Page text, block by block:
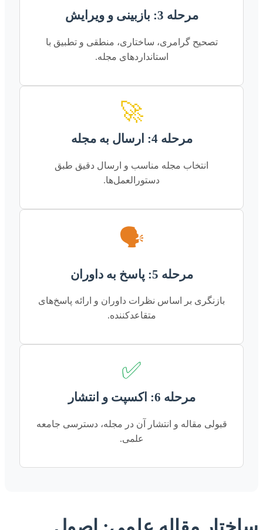
مرحله 3: بازبینی و ویرایش
تصحیح گرامری، ساختاری، منطقی و تطبیق با
استانداردهای مجله.
🚀
مرحله 4: ارسال به مجله
انتخاب مجله مناسب و ارسال دقیق طبق
دستورالعمل‌ها.
🗣️
مرحله 5: پاسخ به داوران
بازنگری بر اساس نظرات داوران و ارائه پاسخ‌های
متقاعدکننده.
✅
مرحله 6: اکسپت و انتشار
قبولی مقاله و انتشار آن در مجله، دسترسی جامعه
علمی.